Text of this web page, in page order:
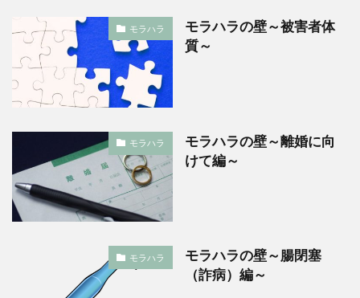
モラハラ
モラハラの壁～被害者体
質～
モラハラ
モラハラの壁～離婚に向
けて編～
モラハラ
モラハラの壁～腸閉塞
（詐病）編～